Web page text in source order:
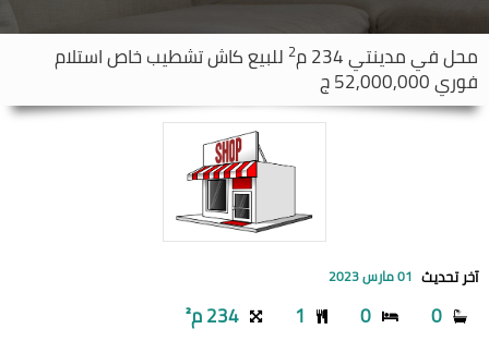
محل فيمدينتي 2 للبيع كاش تشطيب خاص استلام
فوري 52,000,000 ج
آخر تحديث 01 مارس 2023
0
0
1 234 م²